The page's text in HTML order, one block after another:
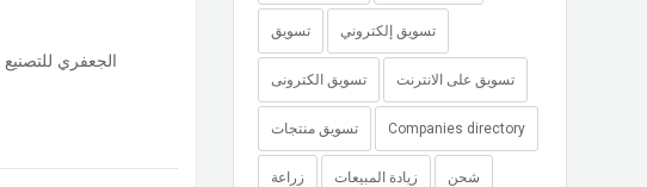
الجعفري للتصنيع
تسويق تسويق إلكتروني
تسويق الكترونى تسويق على الانترنت
تسويق منتجات Companies directory
زراعة زيادة المبيعات شحن